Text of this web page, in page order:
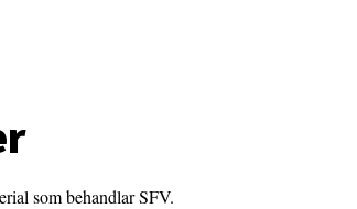
som behandlar SFV.